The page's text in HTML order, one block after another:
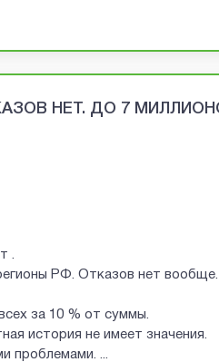
НЕТ. ДО 7
.
РФ. Отказов нет вообще.
за 10 % от суммы.
история не имеет значения.
проблемами. ...